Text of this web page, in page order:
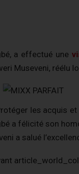
a effectué une
Museveni, réélu
les acquis
a félicité son
a salué